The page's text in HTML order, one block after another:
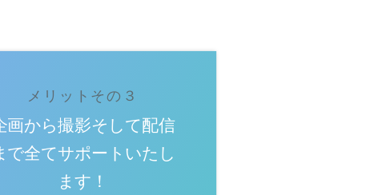
メリットその３
画から撮影そして配信
で全てサポートいたし
ます！